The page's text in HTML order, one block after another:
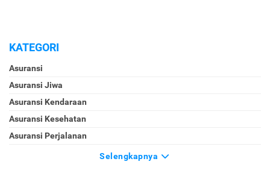
KATEGORI
Asuransi
Asuransi Jiwa
Asuransi Kendaraan
Asuransi Kesehatan
Asuransi Perjalanan
Selengkapnya